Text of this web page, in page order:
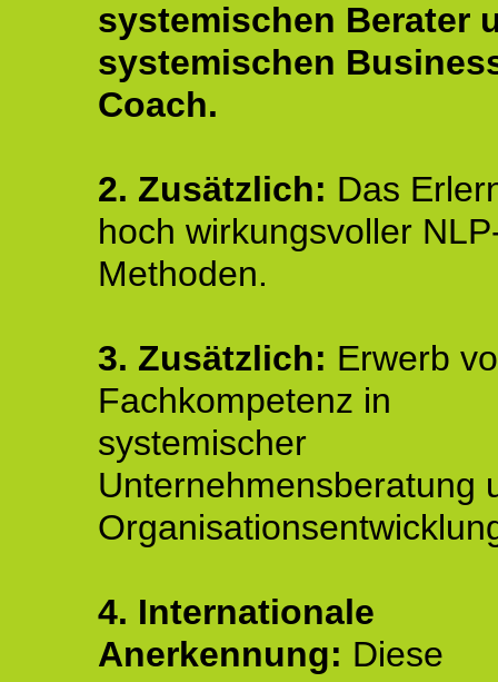
systemischen Berater
systemischen
Coach.
2. Zusätzlich: Das
hoch wirkungsvoller
Methoden.
3. Zusätzlich: Erwerb
Fachkompetenz in
systemischer
Unternehmensberatung
4. Internationale
Anerkennung: Diese